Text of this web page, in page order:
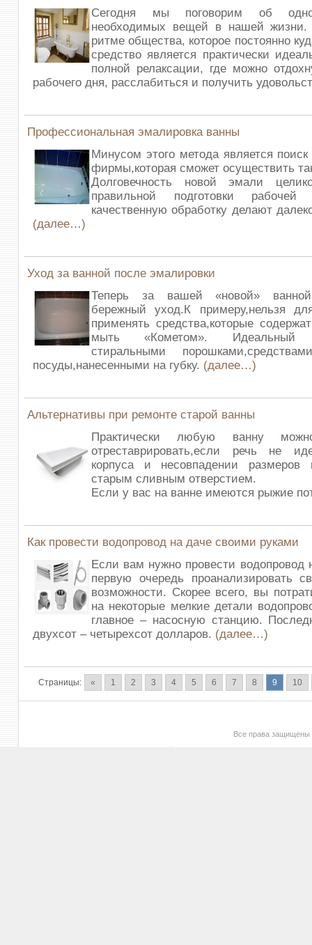
Сегодня мы поговорим об
необходимых вещей в нашей жизни.
ритме общества, которое постоянно
средство является практически
полной релаксации, где можно
рабочего дня, расслабиться и получить
Профессиональная эмалировка ванны
Минусом этого метода является
фирмы,которая сможет осуществить
Долговечность новой эмали
правильной подготовки рабочей
качественную обработку делают
(далее…)
Уход за ванной после эмалировки
Теперь за вашей «новой»
бережный уход.К примеру,нельзя
применять средства,которые
мыть «Кометом». Идеальный
стиральными
посуды,нанесенными на губку. (далее…)
Альтернативы при ремонте старой ванны
Практически любую ванну
отреставрировать,если речь не
корпуса и несовпадении
старым сливным отверстием.
Если у вас на ванне имеются рыжие
Как провести водопровод на даче своими руками
Если вам нужно провести водопровод
первую очередь проанализировать
возможности. Скорее всего, вы
на некоторые мелкие детали
главное – насосную станцию.
двухсот – четырехсот долларов. (далее…)
Страницы: « 1 2 3 4 5 6 7 8 9 10
Все права